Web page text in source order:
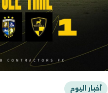
أخبار اليوم